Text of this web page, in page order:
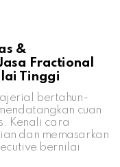
&
Fractional
Tinggi
bertahun-
cuan
Kenali cara
dan memasarkan
bernilai